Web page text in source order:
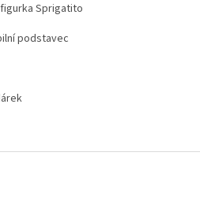
Sprigatito
podstavec